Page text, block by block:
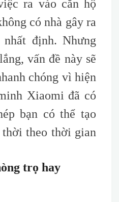
ra vào căn hộ
có nhà gây ra
định. Nhưng
vấn đề này sẽ
chóng vì hiện
Xiaomi đã có
bạn có thể tạo
theo thời gian
trọ hay